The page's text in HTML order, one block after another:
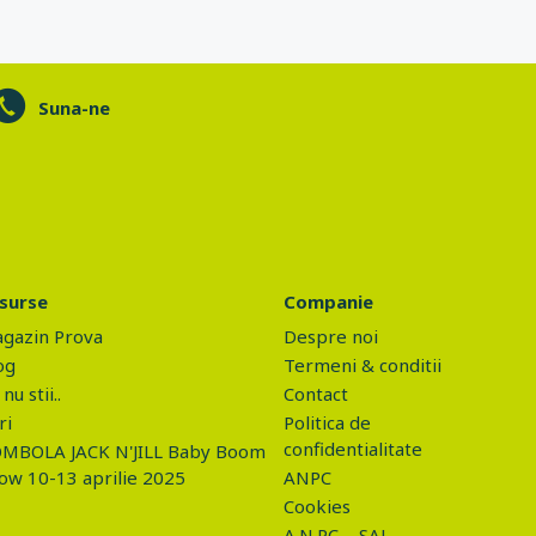
Suna-ne
Prova
nu stii..
JACK N'JILL Baby Boom
10-13 aprilie 2025
Companie
Despre noi
Termeni & conditii
Contact
Politica de
confidentialitate
ANPC
Cookies